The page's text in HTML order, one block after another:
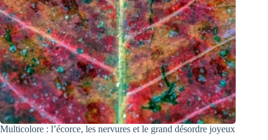
Multicolore : l’écorce, les nervures et le grand désordre joyeux